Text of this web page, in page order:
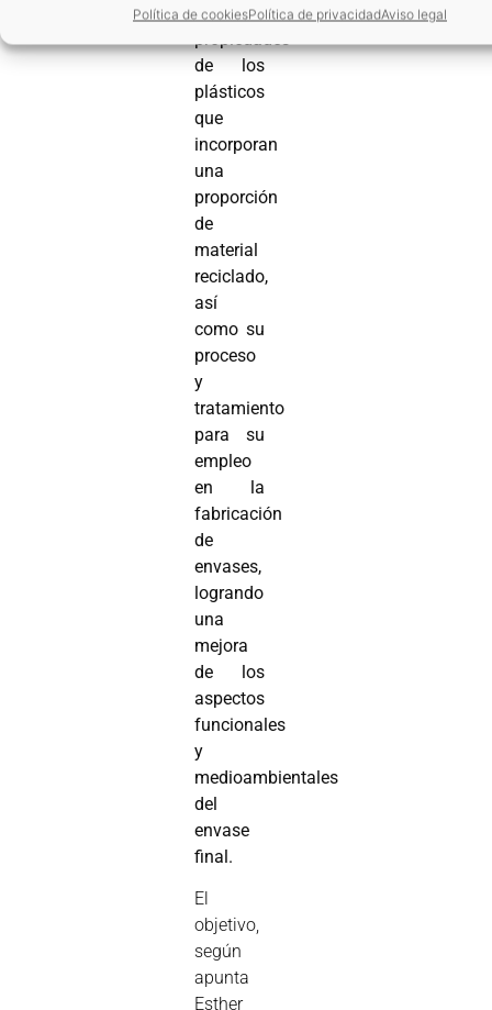
Política de cookiesPolítica de privacidadAviso legal
las
de los
plásticos
que
incorporan
una
proporción
de
material
reciclado,
así
como su
proceso
y
tratamiento
para su
empleo
en la
fabricación
de
envases,
logrando
una
mejora
de los
aspectos
funcionales
y
medioambientales
del
envase
final.
El
objetivo,
según
apunta
Esther